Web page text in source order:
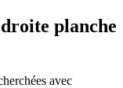
planche
avec